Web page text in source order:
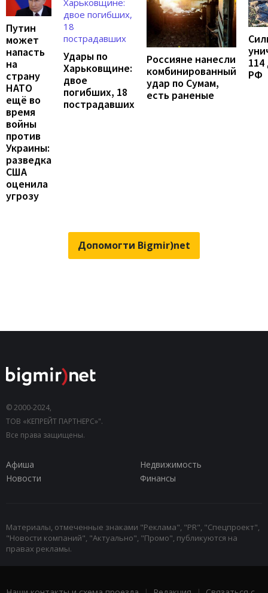
Путин
может
напасть
на
страну
НАТО
ещё во
время
войны
против
Украины:
разведка
США
оценила
угрозу
Удары по
Харьковщине:
двое
погибших, 18
пострадавших
Россияне нанесли
комбинированный
удар по Сумам,
есть раненые
РФ
Допомогти Bigmir)net
© 2000-2024,
ТОВ «КЕПРЕЙТ ПАРТНЕРС»".
Все права защищены.
Афиша
Недвижимость
Новости
Финансы
Материалы, отмеченные знаками "Реклама", "PR", "Спецпроект",
"Новости компаний", "Актуально", "Промо", публикуются на
правах рекламы.